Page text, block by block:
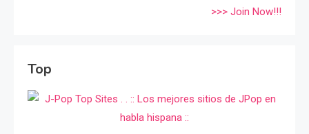
>>> Join Now!!!
Top